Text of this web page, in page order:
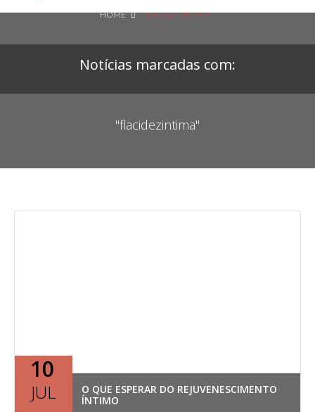
HOME FLACIDEZINTIMA
Notícias marcadas com:
"flacidezintima"
10
JUL
O QUE ESPERAR DO REJUVENESCIMENTO
ÍNTIMO